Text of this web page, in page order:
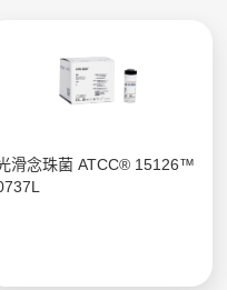
滑念珠菌 ATCC® 15126™